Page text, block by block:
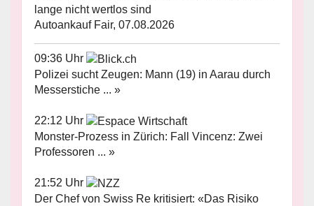
lange nicht wertlos sind
Autoankauf Fair, 07.08.2026
09:36 Uhr
Polizei sucht Zeugen: Mann (19) in Aarau durch
Messerstiche ... »
22:12 Uhr
Monster-Prozess in Zürich: Fall Vincenz: Zwei
Professoren ... »
21:52 Uhr
Der Chef von Swiss Re kritisiert: «Das Risiko